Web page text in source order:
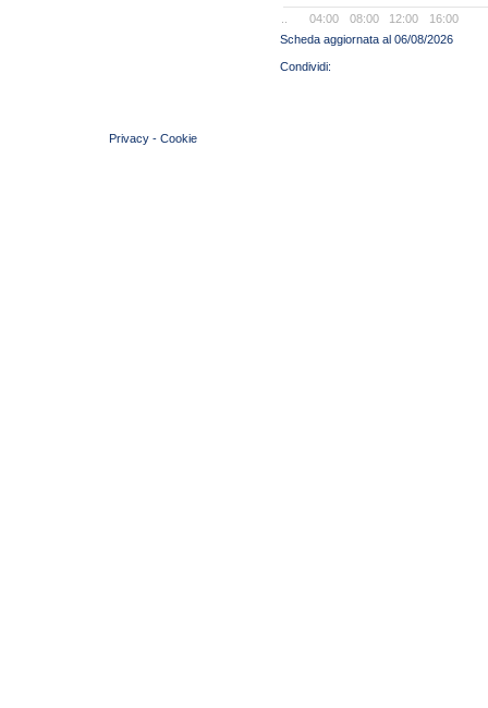
04:00 08:00 12:00 16:00
Scheda aggiornata al 06/08/2026
Privacy - Cookie